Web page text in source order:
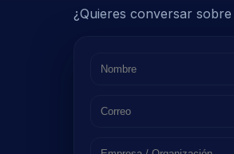
¿Quieres conversar